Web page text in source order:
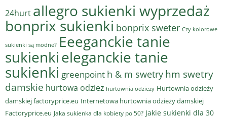
24hurt allegro sukienki wyprzedaż
bonprix sukienki bonprix sweter Czy kolorowe
sukienki są modne? Eeeganckie tanie
sukienkieleganckie tanie
sukienki greenpoint h & m swetry hm swetry
damskie hurtowa odziez hurtownia odzieży Hurtownia odzieży
damskiej factoryprice.eu Internetowa hurtownia odzieży damskiej
Factoryprice.eu Jaka sukienka dla kobiety po 50? Jakie sukienki dla 30